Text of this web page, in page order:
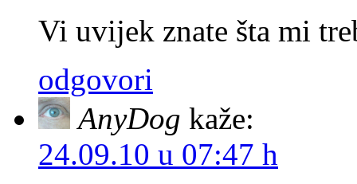
Vi uvijek znate šta mi
odgovori
AnyDog kaže:
24.09.10 u 07:47 h